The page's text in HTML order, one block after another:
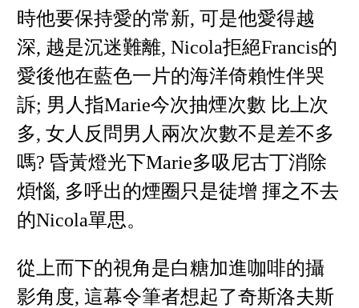
時他要保持愛的常新, 可是他愛得越
深, 越是沉迷難離, Nicola拒絕Francis的
愛後他在藍色一片的海洋倚賴性伴哭
訴; 男人指Marie今次抽煙次數 比上次
多, 女人反問男人兩次次數不是差不多
嗎? 昏黃燈光下Marie多吸尼古丁消除
煩惱, 多呼出的煙圈只是徒增 揮之不去
的Nicola單思。
從上而下的視角是白糖加進咖啡的攝
影角度, 這幕令筆者想起了奇斯洛夫斯